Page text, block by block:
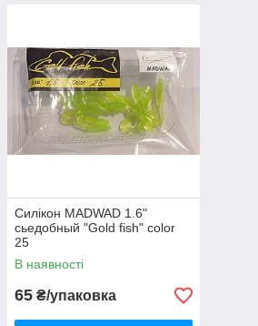
Силікон MADWAD 1.6"
сьедобный "Gold fish" color
25
В наявності
65 ₴/упаковка